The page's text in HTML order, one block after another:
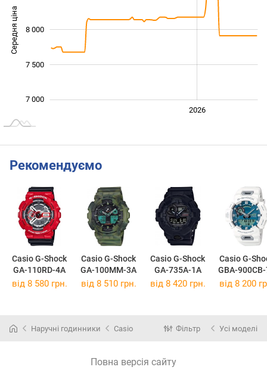
Середня ціна 7 000
7 000
7 500
8 000
2026
Рекомендуємо
Casio G-Shock
GA-110RD-4A
Casio G-Shock
GA-100MM-3A
Casio G-Shock
GA-735A-1A
Casio G-
GBA-
від 8 580 грн. від 8 510 грн. від 8 420 грн. від 8 200
Наручні годинники Casio Фільтр Усі моделі
Повна версія сайту